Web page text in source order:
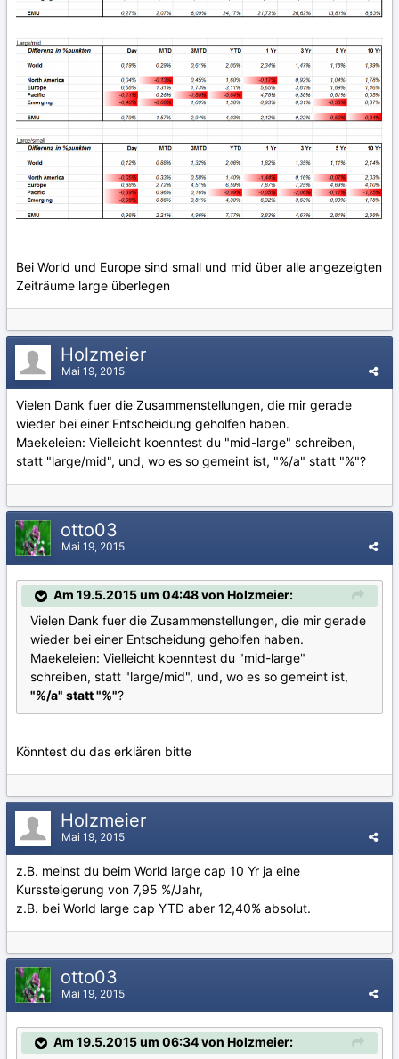
Bei World und Europe sind small und mid über alle angezeigten
Zeiträume large überlegen
Holzmeier
Mai 19, 2015
Vielen Dank fuer die Zusammenstellungen, die mir gerade
wieder bei einer Entscheidung geholfen haben.
Maekeleien: Vielleicht koenntest du "mid-large" schreiben,
statt "large/mid", und, wo es so gemeint ist, "%/a" statt "%"?
otto03
Mai 19, 2015
Am 19.5.2015 um 04:48 von Holzmeier:
Vielen Dank fuer die Zusammenstellungen, die mir gerade
wieder bei einer Entscheidung geholfen haben.
Maekeleien: Vielleicht koenntest du "mid-large"
schreiben, statt "large/mid", und, wo es so gemeint ist,
"%/a" statt "%"?
Könntest du das erklären bitte
Holzmeier
Mai 19, 2015
z.B. meinst du beim World large cap 10 Yr ja eine
Kurssteigerung von 7,95 %/Jahr,
z.B. bei World large cap YTD aber 12,40% absolut.
otto03
Mai 19, 2015
Am 19.5.2015 um 06:34 von Holzmeier: